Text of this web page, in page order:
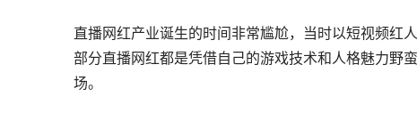
直播网红产业诞生的时间非常尴尬，当时以短视频红
部分直播网红都是凭借自己的游戏技术和人格魅力野
场。